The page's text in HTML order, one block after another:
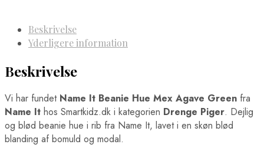
Beskrivelse
Yderligere information
Beskrivelse
Vi har fundet Name It Beanie Hue Mex Agave Green fra
Name It hos Smartkidz.dk i kategorien Drenge Piger. Dejlig
og blød beanie hue i rib fra Name It, lavet i en skøn blød
blanding af bomuld og modal.